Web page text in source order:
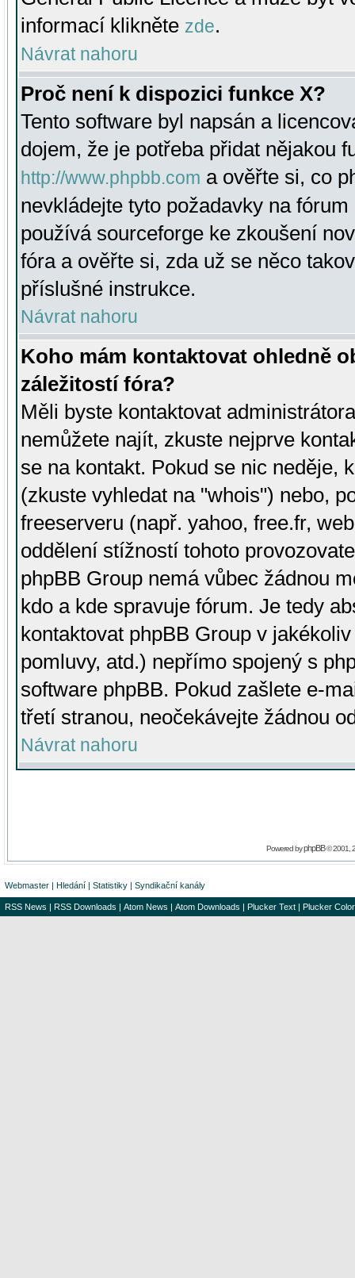
informací klikněte zde.
Návrat nahoru
Proč není k dispozici funkce X?
Tento software byl napsán a
dojem, že je potřeba přidat nějakou
http://www.phpbb.com a ověřte si, co
nevkládejte tyto požadavky na
používá sourceforge ke zkoušení
fóra a ověřte si, zda už se něco
příslušné instrukce.
Návrat nahoru
Koho mám kontaktovat ohledně
záležitostí fóra?
Měli byste kontaktovat
nemůžete najít, zkuste nejprve
se na kontakt. Pokud se nic neděje,
(zkuste vyhledat na "whois") nebo,
freeserveru (např. yahoo, free.fr,
oddělení stížností tohoto
phpBB Group nemá vůbec žádnou
kdo a kde spravuje fórum. Je tedy
kontaktovat phpBB Group v
pomluvy, atd.) nepřímo spojený s
software phpBB. Pokud zašlete e-
třetí stranou, neočekávejte žádnou
Návrat nahoru
Powered byphpBB© 2001,
Webmaster | Hledání | Statistiky | Syndikační kanály
RSS News | RSS Downloads | Atom News | Atom Downloads | Plucker Text | Plucker Color